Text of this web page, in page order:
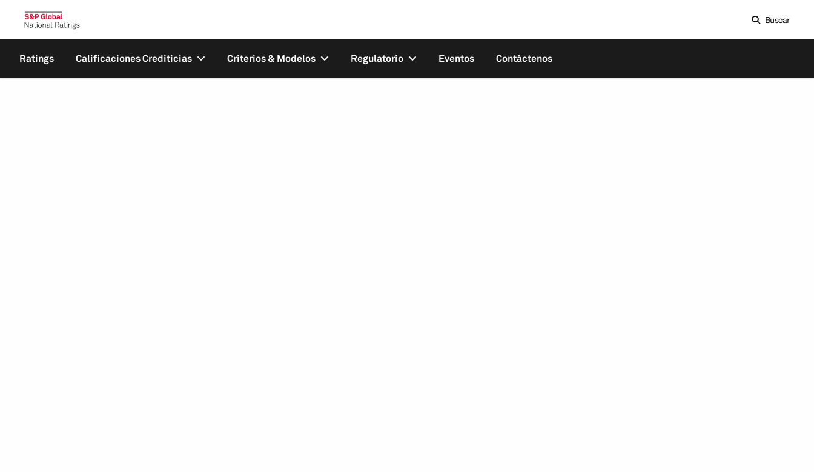
Buscar
Ratings Calificaciones Crediticias Criterios & Modelos Regulatorio Eventos Contáctenos